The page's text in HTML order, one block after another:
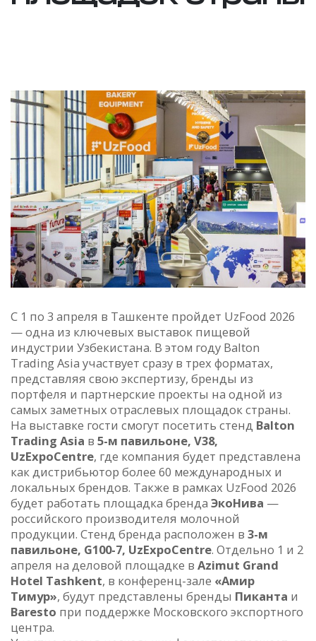
С 1 по 3 апреля в Ташкенте пройдет UzFood 2026
— одна из ключевых выставок пищевой
индустрии Узбекистана. В этом году Balton
Trading Asia участвует сразу в трех форматах,
представляя свою экспертизу, бренды из
портфеля и партнерские проекты на одной из
самых заметных отраслевых площадок страны.
На выставке гости смогут посетить стенд Balton
Trading Asia в 5-м павильоне, V38,
UzExpoCentre, где компания будет представлена
как дистрибьютор более 60 международных и
локальных брендов. Также в рамках UzFood 2026
будет работать площадка бренда ЭкоНива —
российского производителя молочной
продукции. Стенд бренда расположен в 3-м
павильоне, G100-7, UzExpoCentre. Отдельно 1 и 2
апреля на деловой площадке в Azimut Grand
Hotel Tashkent, в конференц-зале «Амир
Тимур», будут представлены бренды Пиканта и
Baresto при поддержке Московского экспортного
центра.